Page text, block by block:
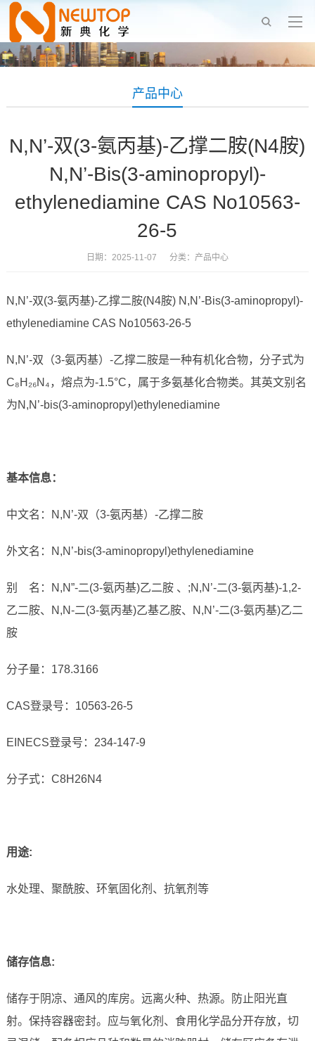
产品中心
N,N’-双(3-氨丙基)-乙撑二胺(N4胺)
N,N’-Bis(3-aminopropyl)-
ethylenediamine CAS No10563-
26-5
日期：2025-11-07 分类： 产品中心
N,N’-双(3-氨丙基)-乙撑二胺(N4胺) N,N’-Bis(3-aminopropyl)-
ethylenediamine CAS No10563-26-5
N,N’-双（3-氨丙基）-乙撑二胺是一种有机化合物，分子式为
C₈H₂₆N₄，熔点为-1.5°C，属于多氨基化合物类。其英文别名
为N,N’-bis(3-aminopropyl)ethylenediamine
基本信息：
中文名：N,N’-双（3-氨丙基）-乙撑二胺
外文名：N,N’-bis(3-aminopropyl)ethylenediamine
别 名：N,N”-二(3-氨丙基)乙二胺 、;N,N’-二(3-氨丙基)-1,2-
乙二胺、N,N-二(3-氨丙基)乙基乙胺、N,N’-二(3-氨丙基)乙二
胺
分子量：178.3166
CAS登录号：10563-26-5
EINECS登录号：234-147-9
分子式：C8H26N4
用途:
水处理、聚酰胺、环氧固化剂、抗氧剂等
储存信息:
储存于阴凉、通风的库房。远离火种、热源。防止阳光直
射。保持容器密封。应与氧化剂、食用化学品分开存放，切